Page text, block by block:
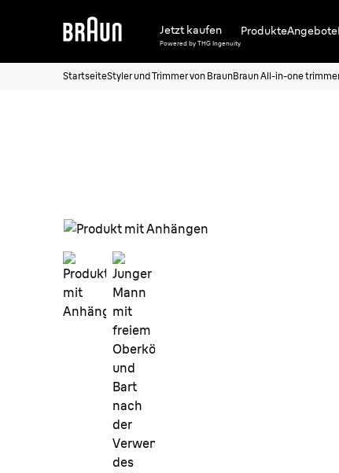
Jetzt kaufen
Powered by THG Ingenuity
ProdukteAngebote
StartseiteStyler und Trimmer von BraunBraun All-in-one